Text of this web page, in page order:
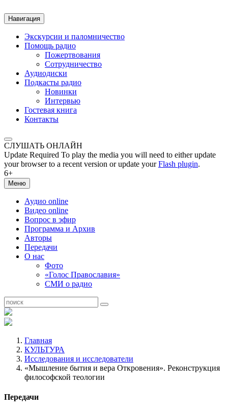
Навигация
Экскурсии и паломничество
Помощь радио
Пожертвования
Сотрудничество
Аудиодиски
Подкасты радио
Новинки
Интервью
Гостевая книга
Контакты
СЛУШАТЬ ОНЛАЙН
Update Required To play the media you will need to either update
your browser to a recent version or update yourFlash plugin.
6+
Меню
Аудио online
Видео online
Вопрос в эфир
Программа и Архив
Авторы
Передачи
О нас
Фото
«Голос Православия»
СМИ о радио
Главная
КУЛЬТУРА
Исследования и исследователи
«Мышление бытия и вера Откровения». Реконструкция
философской теологии
Передачи